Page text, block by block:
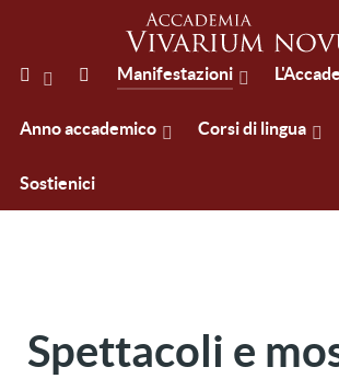
Manifestazioni
Anno accademico Corsi di lingua
Sostienici
Spettacoli e